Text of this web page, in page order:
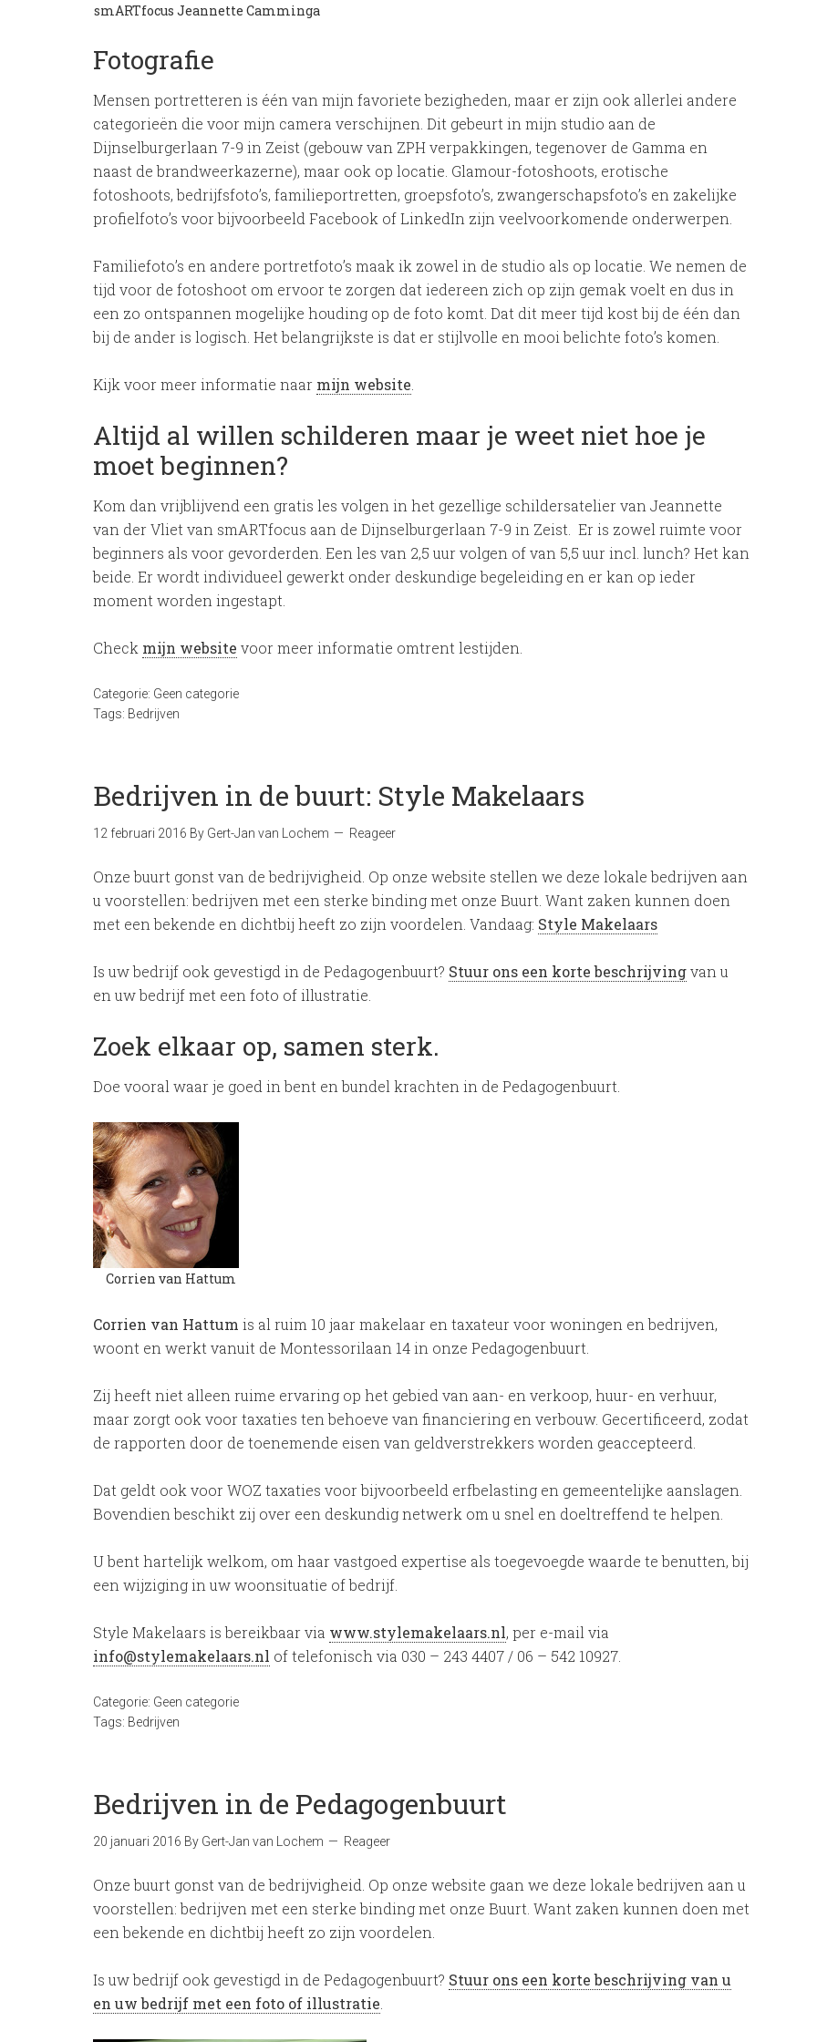
smARTfocus Jeannette Camminga
Fotografie
Mensen portretteren is één van mijn favoriete bezigheden, maar er zijn ook allerlei andere
categorieën die voor mijn camera verschijnen. Dit gebeurt in mijn studio aan de
Dijnselburgerlaan 7-9 in Zeist (gebouw van ZPH verpakkingen, tegenover de Gamma en
naast de brandweerkazerne), maar ook op locatie. Glamour-fotoshoots, erotische
fotoshoots, bedrijfsfoto’s, familieportretten, groepsfoto’s, zwangerschapsfoto’s en zakelijke
profielfoto’s voor bijvoorbeeld Facebook of LinkedIn zijn veelvoorkomende onderwerpen.
Familiefoto’s en andere portretfoto’s maak ik zowel in de studio als op locatie. We nemen de
tijd voor de fotoshoot om ervoor te zorgen dat iedereen zich op zijn gemak voelt en dus in
een zo ontspannen mogelijke houding op de foto komt. Dat dit meer tijd kost bij de één dan
bij de ander is logisch. Het belangrijkste is dat er stijlvolle en mooi belichte foto’s komen.
Kijk voor meer informatie naar mijn website
Altijd al willen schilderen maar je weet niet hoe je
moet beginnen?
Kom dan vrijblijvend een gratis les volgen in het gezellige schildersatelier van Jeannette
van der Vliet van smARTfocus aan de Dijnselburgerlaan 7-9 in Zeist. Er is zowel ruimte voor
beginners als voor gevorderden. Een les van 2,5 uur volgen of van 5,5 uur incl. lunch? Het kan
beide. Er wordt individueel gewerkt onder deskundige begeleiding en er kan op ieder
moment worden ingestapt.
Check mijn website voor meer informatie omtrent lestijden.
Categorie: Geen categorie
Tags: Bedrijven
Bedrijven in de buurt: Style Makelaars
12 februari 2016 By Gert-Jan van Lochem Reageer
Onze buurt gonst van de bedrijvigheid. Op onze website stellen we deze lokale bedrijven aan
u voorstellen: bedrijven met een sterke binding met onze Buurt. Want zaken kunnen doen
met een bekende en dichtbij heeft zo zijn voordelen. Vandaag: Style Makelaars
Is uw bedrijf ook gevestigd in de Pedagogenbuurt? Stuur ons een korte beschrijvingvan u
en uw bedrijf met een foto of illustratie.
Zoek elkaar op, samen sterk.
Doe vooral waar je goed in bent en bundel krachten in de Pedagogenbuurt.
Corrien van Hattum
Corrien van Hattum is al ruim 10 jaar makelaar en taxateur voor woningen en bedrijven,
woont en werkt vanuit de Montessorilaan 14 in onze Pedagogenbuurt.
Zij heeft niet alleen ruime ervaring op het gebied van aan- en verkoop, huur- en verhuur,
maar zorgt ook voor taxaties ten behoeve van financiering en verbouw. Gecertificeerd, zodat
de rapporten door de toenemende eisen van geldverstrekkers worden geaccepteerd.
Dat geldt ook voor WOZ taxaties voor bijvoorbeeld erfbelasting en gemeentelijke aanslagen.
Bovendien beschikt zij over een deskundig netwerk om u snel en doeltreffend te helpen.
U bent hartelijk welkom, om haar vastgoed expertise als toegevoegde waarde te benutten, bij
een wijziging in uw woonsituatie of bedrijf.
Style Makelaars is bereikbaar via www.stylemakelaars.nl, per e-mail via
info@stylemakelaars.nl of telefonisch via 030 – 243 4407 / 06 – 542 10927.
Categorie: Geen categorie
Tags: Bedrijven
Bedrijven in de Pedagogenbuurt
20 januari 2016 By Gert-Jan van Lochem Reageer
Onze buurt gonst van de bedrijvigheid. Op onze website gaan we deze lokale bedrijven aan u
voorstellen: bedrijven met een sterke binding met onze Buurt. Want zaken kunnen doen met
een bekende en dichtbij heeft zo zijn voordelen.
Is uw bedrijf ook gevestigd in de Pedagogenbuurt? Stuur ons een korte beschrijving van u
en uw bedrijf met een foto of illustratie